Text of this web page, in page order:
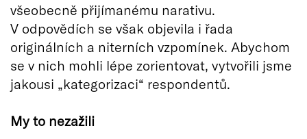
všeobecně přijímanému narativu.
V odpovědích se však objevila i řada
originálních a niterních vzpomínek. Abychom
se v nich mohli lépe zorientovat, vytvořili jsme
jakousi „kategorizaci“ respondentů.
My to nezažili